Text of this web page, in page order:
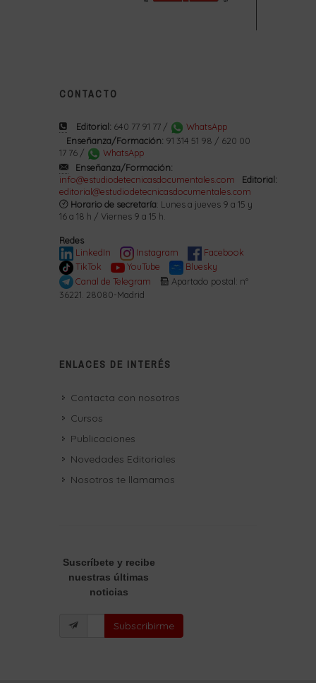
CONTACTO
Editorial: 640 77 91 77 /
WhatsApp
Enseñanza/Formación: 91 314 51 98 / 620 00
17 76 /
WhatsApp
Enseñanza/Formación:
info@estudiodetecnicasdocumentales.com
Editorial:
editorial@estudiodetecnicasdocumentales.com
Horario de secretaría: Lunes a jueves 9 a 15 y
16 a 18 h / Viernes 9 a 15 h.
Redes
LinkedIn
Instagram
Facebook
TikTok
YouTube
Bluesky
Canal de Telegram
Apartado postal: nº
36221. 28080-Madrid
ENLACES DE INTERÉS
Contacta con nosotros
Cursos
Publicaciones
Novedades Editoriales
Nosotros te llamamos
Suscríbete y recibe
nuestras últimas
noticias
Subscribirme